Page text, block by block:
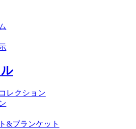
レクション
&ブランケット